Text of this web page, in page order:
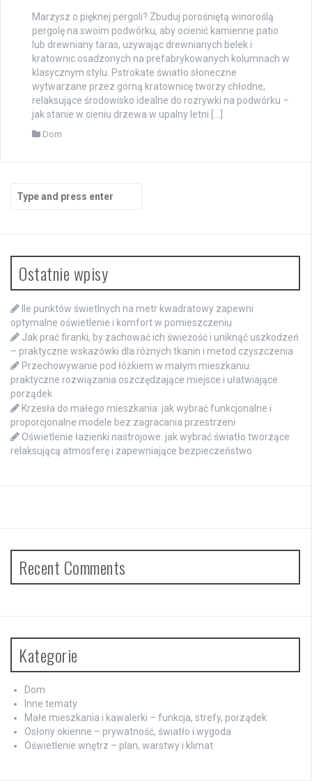
Marzysz o pięknej pergoli? Zbuduj porośniętą winoroślą
pergolę na swoim podwórku, aby ocienić kamienne patio
lub drewniany taras, używając drewnianych belek i
kratownic osadzonych na prefabrykowanych kolumnach w
klasycznym stylu. Pstrokate światło słoneczne
wytwarzane przez górną kratownicę tworzy chłodne,
relaksujące środowisko idealne do rozrywki na podwórku –
jak stanie w cieniu drzewa w upalny letni […]
Dom
Search
for:
Ostatnie wpisy
Ile punktów świetlnych na metr kwadratowy zapewni
optymalne oświetlenie i komfort w pomieszczeniu
Jak prać firanki, by zachować ich świeżość i uniknąć uszkodzeń
– praktyczne wskazówki dla różnych tkanin i metod czyszczenia
Przechowywanie pod łóżkiem w małym mieszkaniu:
praktyczne rozwiązania oszczędzające miejsce i ułatwiające
porządek
Krzesła do małego mieszkania: jak wybrać funkcjonalne i
proporcjonalne modele bez zagracania przestrzeni
Oświetlenie łazienki nastrojowe: jak wybrać światło tworzące
relaksującą atmosferę i zapewniające bezpieczeństwo
Recent Comments
Kategorie
Dom
Inne tematy
Małe mieszkania i kawalerki – funkcja, strefy, porządek
Osłony okienne – prywatność, światło i wygoda
Oświetlenie wnętrz – plan, warstwy i klimat